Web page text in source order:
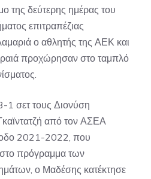
της δεύτερης ημέρας του
επιτραπέζιας
ο αθλητής της ΑΕΚ και
προχώρησαν στο ταμπλό
1 σετ τους Διονύση
από τον ΑΣΕΑ
2021-2022, που
πρόγραμμα των
ο Μαδέσης κατέκτησε